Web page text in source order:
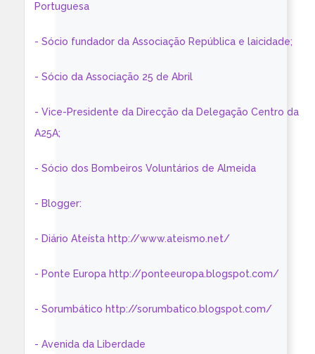
Portuguesa
- Sócio fundador da Associação República e laicidade;
- Sócio da Associação 25 de Abril
- Vice-Presidente da Direcção da Delegação Centro da
A25A;
- Sócio dos Bombeiros Voluntários de Almeida
- Blogger:
- Diário Ateísta http://www.ateismo.net/
- Ponte Europa http://ponteeuropa.blogspot.com/
- Sorumbático http://sorumbatico.blogspot.com/
- Avenida da Liberdade